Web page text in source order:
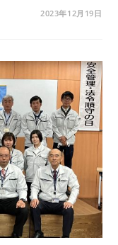
2023年12月19日